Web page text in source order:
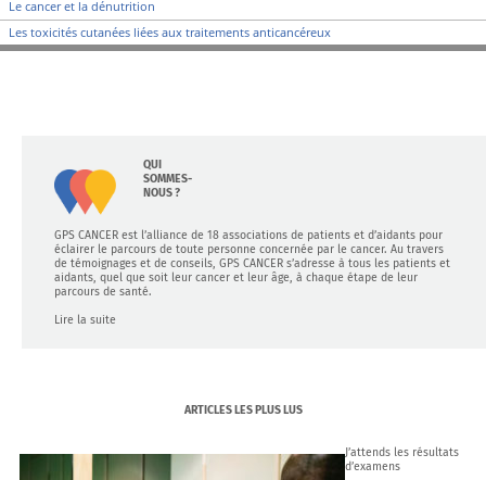
Le cancer et la dénutrition
Les toxicités cutanées liées aux traitements anticancéreux
QUI
SOMMES-
NOUS ?
GPS CANCER est l’alliance de 18 associations de patients et d’aidants pour
éclairer le parcours de toute personne concernée par le cancer. Au travers
de témoignages et de conseils, GPS CANCER s’adresse à tous les patients et
aidants, quel que soit leur cancer et leur âge, à chaque étape de leur
parcours de santé.
Lire la suite
ARTICLES LES PLUS LUS
J’attends les résultats
d’examens